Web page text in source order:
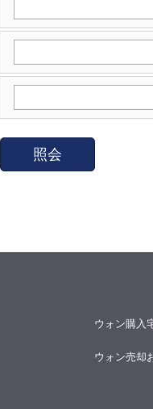
照会
ウォン購入
ウォン売却